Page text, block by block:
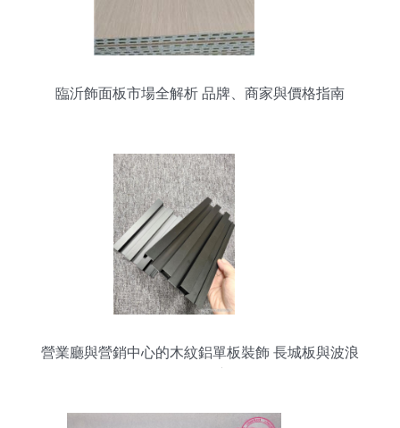
臨沂飾面板市場全解析 品牌、商家與價格指南
營業廳與營銷中心的木紋鋁單板裝飾 長城板與波浪